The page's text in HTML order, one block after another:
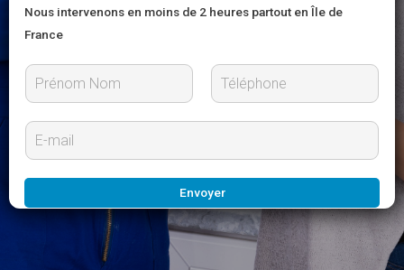
Nous intervenons en moins de 2 heures partout en Île de
France
r
n
m
o
E
m
a
i
l
Envoyer